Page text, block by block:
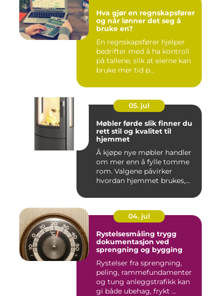
Hva gjør en regnskapsfører
og når lønner det seg å
bruke en?
En regnskapsfører hjelper
bedrifter med å ha kontroll
på tallene, slik at eierne kan
bruke mer tid p...
05. jul
Møbler førde slik finner du
rett stil og kvalitet til
hjemmet
Å kjøpe nye møbler handler
om mer enn å fylle tomme
rom. Valgene påvirker
hvordan hjemmet brukes,
04. jul
Rystelsesmåling trygg
dokumentasjon ved
sprengning og bygging
Rystelser fra sprengning,
peling, rammefundamenter
og tung anleggstrafikk kan
gi både ubehag, frykt ...